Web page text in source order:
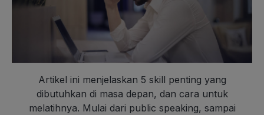
Artikel ini menjelaskan 5 skill penting yang
dibutuhkan di masa depan, dan cara untuk
melatihnya. Mulai dari public speaking, sampai